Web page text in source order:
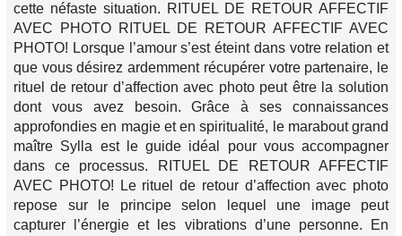
cette néfaste situation. RITUEL DE RETOUR AFFECTIF
AVEC PHOTO RITUEL DE RETOUR AFFECTIF AVEC
PHOTO! Lorsque l’amour s’est éteint dans votre relation et
que vous désirez ardemment récupérer votre partenaire, le
rituel de retour d’affection avec photo peut être la solution
dont vous avez besoin. Grâce à ses connaissances
approfondies en magie et en spiritualité, le marabout grand
maître Sylla est le guide idéal pour vous accompagner
dans ce processus. RITUEL DE RETOUR AFFECTIF
AVEC PHOTO! Le rituel de retour d’affection avec photo
repose sur le principe selon lequel une image peut
capturer l’énergie et les vibrations d’une personne. En